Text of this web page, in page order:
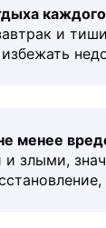
и
менее
злыми,